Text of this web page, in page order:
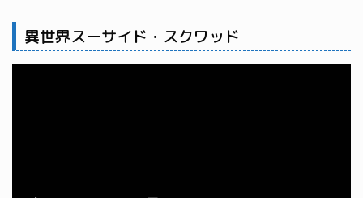
異世界スーサイド・スクワッド